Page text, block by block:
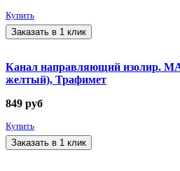
Купить
Заказать в 1 клик
Канал направляющий изолир.
желтый), Трафимет
849 руб
Купить
Заказать в 1 клик